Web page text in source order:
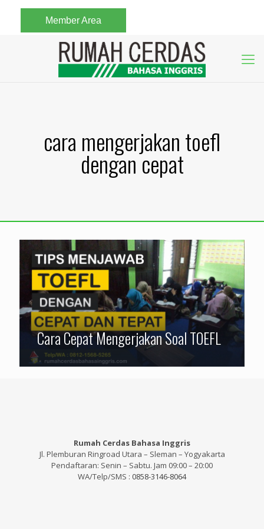
Member Area
cara mengerjakan toefl
dengan cepat
Cara Cepat Mengerjakan Soal TOEFL
Rumah Cerdas Bahasa Inggris
Jl. Plemburan Ringroad Utara – Sleman – Yogyakarta
Pendaftaran: Senin – Sabtu. Jam 09:00 – 20:00
WA/Telp/SMS : 0858-3146-8064